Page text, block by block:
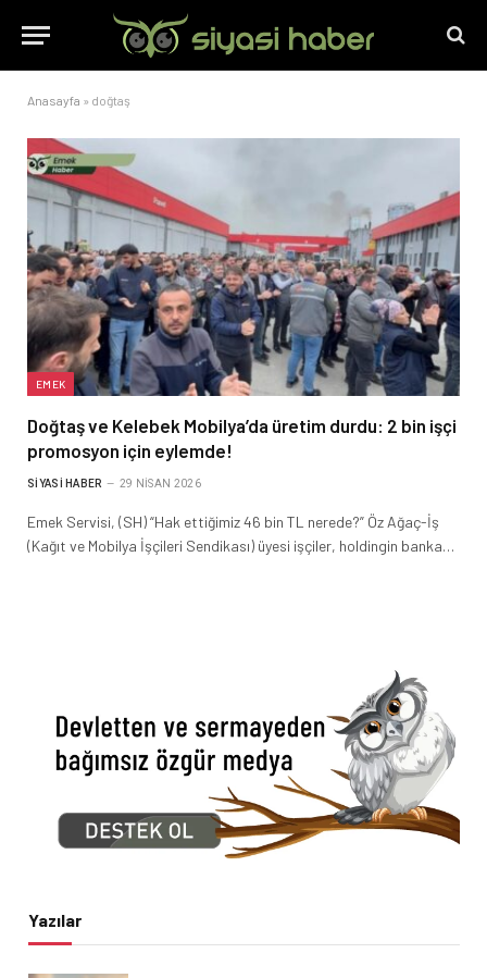
Anasayfa » doğtaş
EMEK
Doğtaş ve Kelebek Mobilya’da üretim durdu: 2 bin işçi
promosyon için eylemde!
SIYASI HABER 29 NISAN 2026
Emek Servisi, (SH) “Hak ettiğimiz 46 bin TL nerede?” Öz Ağaç-İş
(Kağıt ve Mobilya İşçileri Sendikası) üyesi işçiler, holdingin banka…
Yazılar